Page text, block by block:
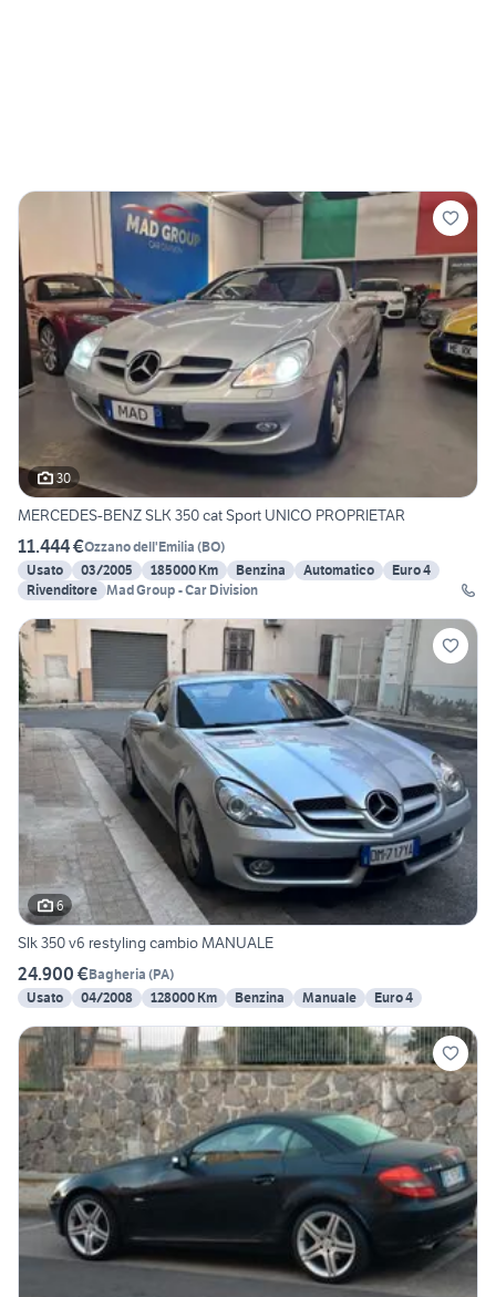
30
MERCEDES-BENZ SLK 350 cat Sport UNICO PROPRIETAR
11.444 €Ozzano dell'Emilia (BO)
Usato
03/2005 185000 Km Benzina Automatico
Euro 4
Rivenditore Mad Group - Car Division
6
Slk 350 v6 restyling cambio MANUALE
24.900 €Bagheria (PA)
Usato
04/2008 128000 Km Benzina Manuale Euro 4